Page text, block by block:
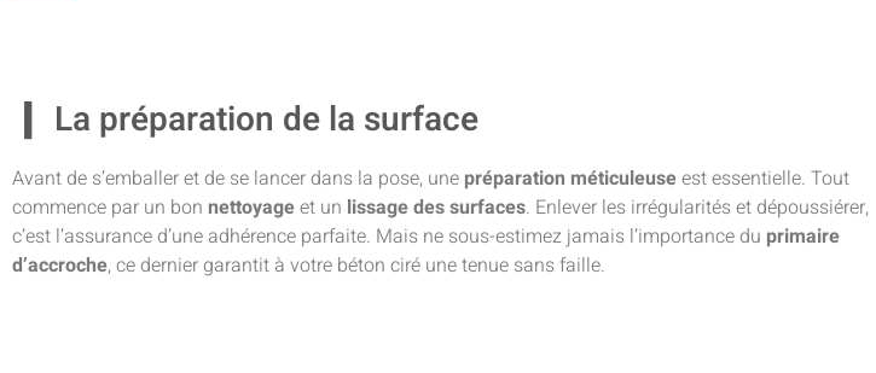
La préparation de la surface
Avant de s’emballer et de se lancer dans la pose, une préparation méticuleuseest essentielle. Tout
commence par un bon nettoyageet un lissage des surfaces. Enlever les irrégularités et dépoussiérer,
c’est l’assurance d’une adhérence parfaite. Mais ne sous-estimez jamais l’importance du primaire
d’accroche, ce dernier garantit à votre béton ciré une tenue sans faille.